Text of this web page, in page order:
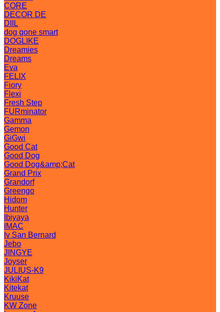
CORE
DECOR DE
DIIL
dog gone smart
DOGLIKE
Dreamies
Dreams
Eva
FELIX
Fiory
Flexi
Fresh Step
FURminator
Gamma
Gemon
GiGwi
Good Cat
Good Dog
Good Dog&amp;Cat
Grand Prix
Grandorf
Greengo
Hidom
Hunter
Ibiyaya
IMAC
Iv San Bernard
Jebo
JINGYE
Joyser
JULIUS-K9
KikiKat
Kitekat
Kruuse
KW Zone